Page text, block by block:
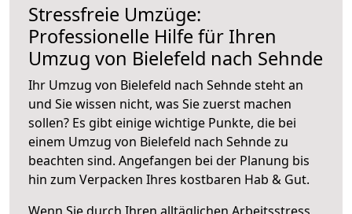
Stressfreie Umzüge:
Professionelle Hilfe für Ihren
Umzug von Bielefeld nach Sehnde
Ihr Umzug von Bielefeld nach Sehnde steht an
und Sie wissen nicht, was Sie zuerst machen
sollen? Es gibt einige wichtige Punkte, die bei
einem Umzug von Bielefeld nach Sehnde zu
beachten sind. Angefangen bei der Planung bis
hin zum Verpacken Ihres kostbaren Hab & Gut.